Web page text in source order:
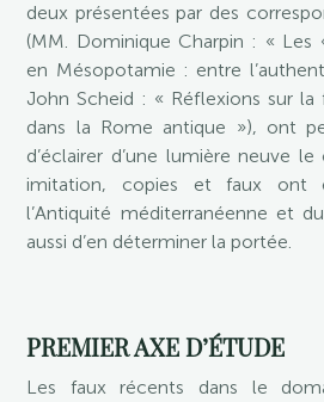
deux présentées par des
(MM. Dominique Charpin : « Les
en Mésopotamie : entre
John Scheid : « Réflexions sur
dans la Rome antique »), ont
d’éclairer d’une lumière neuve
imitation, copies et faux ont
l’Antiquité méditerranéenne et
aussi d’en déterminer la portée.
PREMIER AXE D’ÉTUDE
Les faux récents dans le